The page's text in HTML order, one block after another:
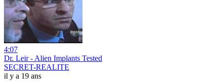
4:07
Dr. Leir - Alien Implants Tested
SECRET-REALITE
il y a 19 ans